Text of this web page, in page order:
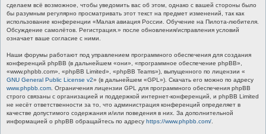
сделаем всё возможное, чтобы уведомить вас об этом, однако с вашей стороны было
бы разумным регулярно просматривать этот текст на предмет изменений, так как
использование конференции «Малая авиация России. Обучение на Пилота-любителя.
Обсуждение самолётов. Регистрация.» после обновления/исправления условий
означает ваше согласие с ними.
Наши форумы работают под управлением программного обеспечения для создания
конференций phpBB (в дальнейшем «они», «программное обеспечение phpBB»,
«www.phpbb.com», «phpBB Limited», «phpBB Teams»), выпущенного по лицензии «
GNU General Public License v2» (в дальнейшем «GPL»). Скачать его можно по адресу
www.phpbb.com . Ограничения лицензии GPL для программного обеспечения phpBB
строго связаны с организацией и поддержкой интернет-конференций, и phpBB Limited
не несёт ответственности за то, что администрация конференций определяет в
качестве допустимого содержания и/или поведения в них. За дополнительной
информацией о phpBB обращайтесь по адресу https://www.phpbb.com/